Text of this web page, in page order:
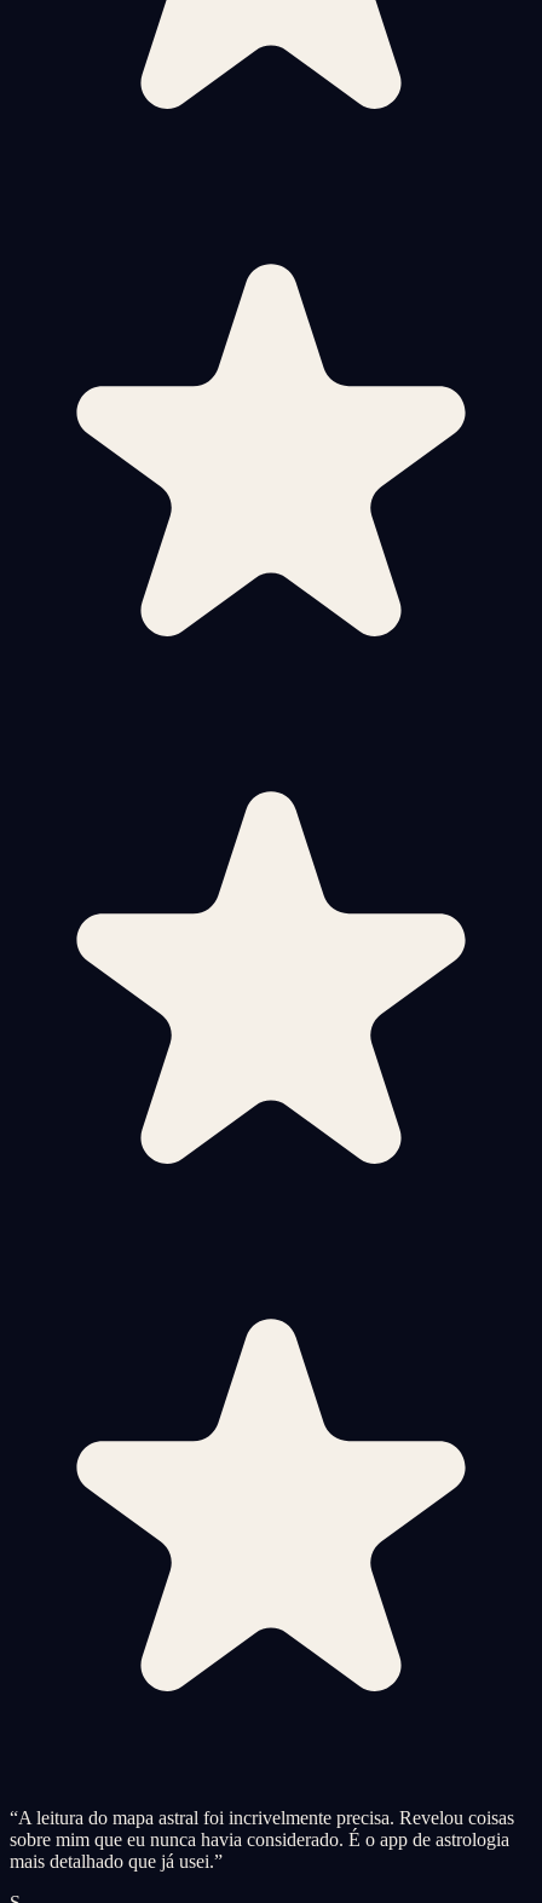
“A leitura do mapa astral foi incrivelmente precisa. Revelou coisas
sobre mim que eu nunca havia considerado. É o app de astrologia
mais detalhado que já usei.”